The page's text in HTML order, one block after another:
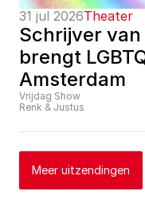
31 jul 2026Theater
Schrijver van
brengt
Amsterdam
Vrijdag Show
Renk & Justus
Meer uitzendingen